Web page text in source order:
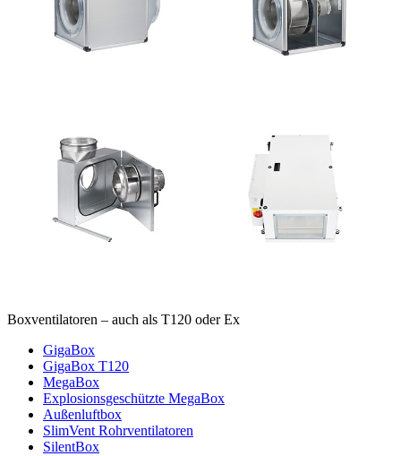
Boxventilatoren – auch als T120 oder Ex
GigaBox
GigaBox T120
MegaBox
Explosionsgeschützte MegaBox
Außenluftbox
SlimVent Rohrventilatoren
SilentBox